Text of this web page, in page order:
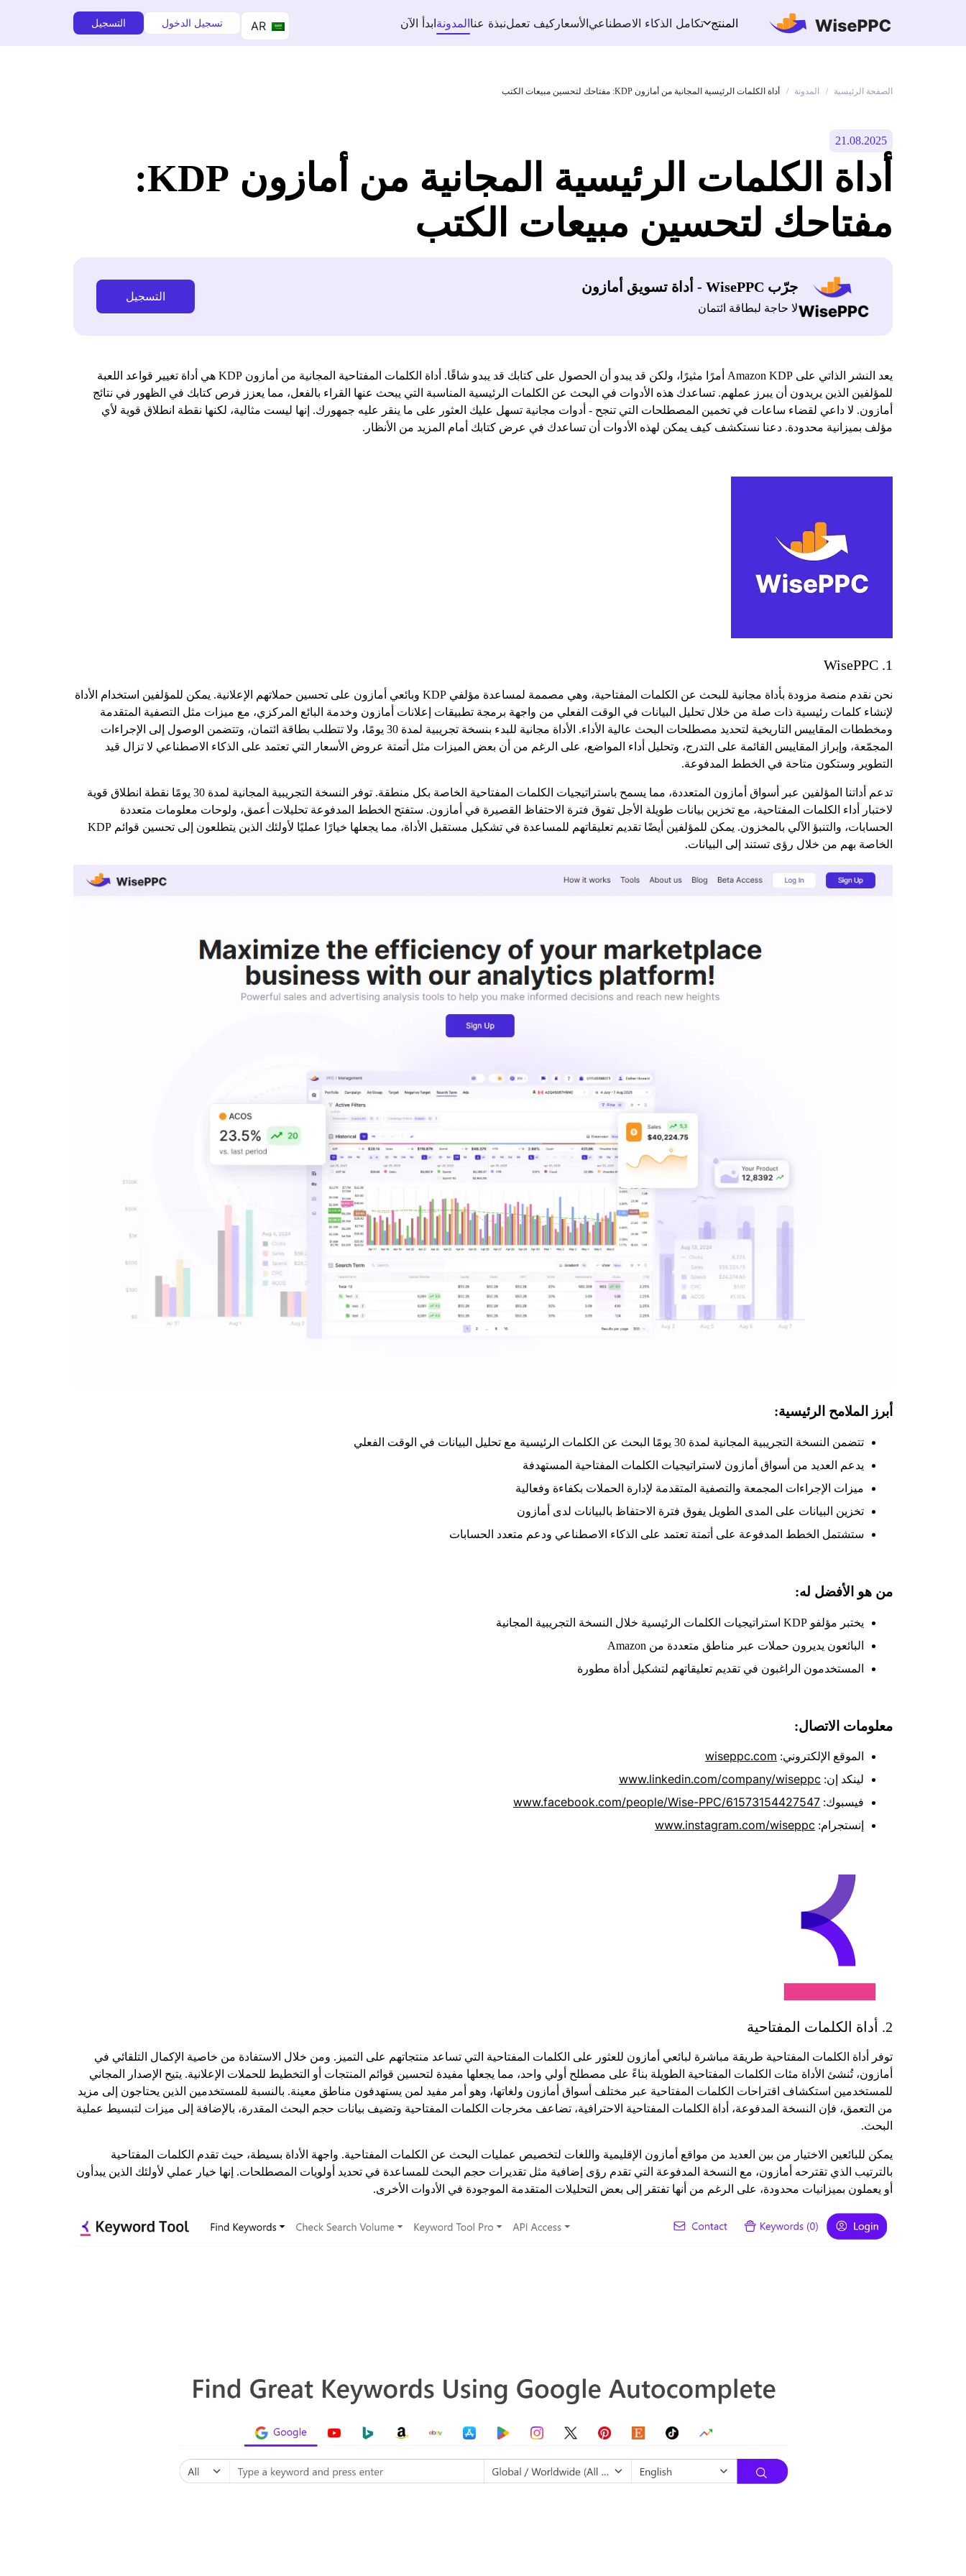
المنتج تكامل الذكاء الاصطناعيالأسعار كيف تعملنبذة عناالمدونةابدأ الآن تسجيل الدخول التسجيل
الصفحة الرئيسية / المدونة / أداة الكلمات الرئيسية المجانية من أمازون KDP: مفتاحك لتحسين مبيعات الكتب
21.08.2025
أداة الكلمات الرئيسية المجانية من أمازون KDP:
مفتاحك لتحسين مبيعات الكتب
جرّب WisePPC - أداة تسويق أمازون
لا حاجة لبطاقة ائتمان
التسجيل
يعد النشر الذاتي على Amazon KDP أمرًا مثيرًا، ولكن قد يبدو أن الحصول على كتابك قد يبدو شاقًا. أداة الكلمات المفتاحية المجانية من أمازون KDP هي أداة تغيير قواعد اللعبة
للمؤلفين الذين يريدون أن يبرز عملهم. تساعدك هذه الأدوات في البحث عن الكلمات الرئيسية المناسبة التي يبحث عنها القراء بالفعل، مما يعزز فرص كتابك في الظهور في نتائج
أمازون. لا داعي لقضاء ساعات في تخمين المصطلحات التي تنجح - أدوات مجانية تسهل عليك العثور على ما ينقر عليه جمهورك. إنها ليست مثالية، لكنها نقطة انطلاق قوية لأي
مؤلف بميزانية محدودة. دعنا نستكشف كيف يمكن لهذه الأدوات أن تساعدك في عرض كتابك أمام المزيد من الأنظار.
1. WisePPC
نحن نقدم منصة مزودة بأداة مجانية للبحث عن الكلمات المفتاحية، وهي مصممة لمساعدة مؤلفي KDP وبائعي أمازون على تحسين حملاتهم الإعلانية. يمكن للمؤلفين استخدام الأداة
لإنشاء كلمات رئيسية ذات صلة من خلال تحليل البيانات في الوقت الفعلي من واجهة برمجة تطبيقات إعلانات أمازون وخدمة البائع المركزي، مع ميزات مثل التصفية المتقدمة
ومخططات المقاييس التاريخية لتحديد مصطلحات البحث عالية الأداء. الأداة مجانية للبدء بنسخة تجريبية لمدة 30 يومًا، ولا تتطلب بطاقة ائتمان، وتتضمن الوصول إلى الإجراءات
المجمّعة، وإبراز المقاييس القائمة على التدرج، وتحليل أداء المواضع، على الرغم من أن بعض الميزات مثل أتمتة عروض الأسعار التي تعتمد على الذكاء الاصطناعي لا تزال قيد
التطوير وستكون متاحة في الخطط المدفوعة.
تدعم أداتنا المؤلفين عبر أسواق أمازون المتعددة، مما يسمح باستراتيجيات الكلمات المفتاحية الخاصة بكل منطقة. توفر النسخة التجريبية المجانية لمدة 30 يومًا نقطة انطلاق قوية
لاختبار أداء الكلمات المفتاحية، مع تخزين بيانات طويلة الأجل تفوق فترة الاحتفاظ القصيرة في أمازون. ستفتح الخطط المدفوعة تحليلات أعمق، ولوحات معلومات متعددة
الحسابات، والتنبؤ الآلي بالمخزون. يمكن للمؤلفين أيضًا تقديم تعليقاتهم للمساعدة في تشكيل مستقبل الأداة، مما يجعلها خيارًا عمليًا لأولئك الذين يتطلعون إلى تحسين قوائم KDP
الخاصة بهم من خلال رؤى تستند إلى البيانات.
أبرز الملامح الرئيسية:
تتضمن النسخة التجريبية المجانية لمدة 30 يومًا البحث عن الكلمات الرئيسية مع تحليل البيانات في الوقت الفعلي
يدعم العديد من أسواق أمازون لاستراتيجيات الكلمات المفتاحية المستهدفة
ميزات الإجراءات المجمعة والتصفية المتقدمة لإدارة الحملات بكفاءة وفعالية
تخزين البيانات على المدى الطويل يفوق فترة الاحتفاظ بالبيانات لدى أمازون
ستشتمل الخطط المدفوعة على أتمتة تعتمد على الذكاء الاصطناعي ودعم متعدد الحسابات
من هو الأفضل له:
يختبر مؤلفو KDP استراتيجيات الكلمات الرئيسية خلال النسخة التجريبية المجانية
البائعون يديرون حملات عبر مناطق متعددة من Amazon
المستخدمون الراغبون في تقديم تعليقاتهم لتشكيل أداة مطورة
معلومات الاتصال:
الموقع الإلكتروني: wiseppc.com
لينكد إن: www.linkedin.com/company/wiseppc
فيسبوك: www.facebook.com/people/Wise-PPC/61573154427547
إنستجرام: www.instagram.com/wiseppc
2. أداة الكلمات المفتاحية
توفر أداة الكلمات المفتاحية طريقة مباشرة لبائعي أمازون للعثور على الكلمات المفتاحية التي تساعد منتجاتهم على التميز. ومن خلال الاستفادة من خاصية الإكمال التلقائي في
أمازون، تُنشئ الأداة مئات الكلمات المفتاحية الطويلة بناءً على مصطلح أولي واحد، مما يجعلها مفيدة لتحسين قوائم المنتجات أو التخطيط للحملات الإعلانية. يتيح الإصدار المجاني
للمستخدمين استكشاف اقتراحات الكلمات المفتاحية عبر مختلف أسواق أمازون ولغاتها، وهو أمر مفيد لمن يستهدفون مناطق معينة. بالنسبة للمستخدمين الذين يحتاجون إلى مزيد
من التعمق، فإن النسخة المدفوعة، أداة الكلمات المفتاحية الاحترافية، تضاعف مخرجات الكلمات المفتاحية وتضيف بيانات حجم البحث المقدرة، بالإضافة إلى ميزات لتبسيط عملية
البحث.
يمكن للبائعين الاختيار من بين العديد من مواقع أمازون الإقليمية واللغات لتخصيص عمليات البحث عن الكلمات المفتاحية. واجهة الأداة بسيطة، حيث تقدم الكلمات المفتاحية
بالترتيب الذي تقترحه أمازون، مع النسخة المدفوعة التي تقدم رؤى إضافية مثل تقديرات حجم البحث للمساعدة في تحديد أولويات المصطلحات. إنها خيار عملي لأولئك الذين يبدأون
أو يعملون بميزانيات محدودة، على الرغم من أنها تفتقر إلى بعض التحليلات المتقدمة الموجودة في الأدوات الأخرى.